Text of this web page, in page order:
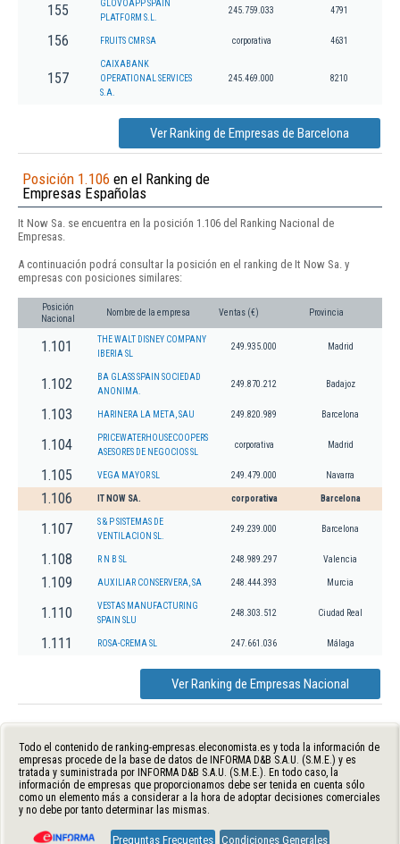
155
GLOVOAPP SPAIN
PLATFORM S.L.
245.759.033 4791
156 FRUITS CMR SA corporativa 4631
157
CAIXABANK
OPERATIONAL SERVICES
S.A.
245.469.000 8210
Ver Ranking de Empresas de Barcelona
Posición 1.106 en el Ranking de
Empresas Españolas
It Now Sa. se encuentra en la posición 1.106 del Ranking Nacional de
Empresas.
A continuación podrá consultar la posición en el ranking de It Now Sa. y
empresas con posiciones similares:
Posición
Nacional
Nombre de la empresa Ventas (€) Provincia
1.101
THE WALT DISNEY COMPANY
IBERIA SL
249.935.000 Madrid
1.102
BA GLASS SPAIN SOCIEDAD
ANONIMA.
249.870.212 Badajoz
1.103 HARINERA LA META, SAU 249.820.989 Barcelona
1.104
PRICEWATERHOUSECOOPERS
ASESORES DE NEGOCIOS SL
corporativa Madrid
1.105 VEGA MAYOR SL 249.479.000 Navarra
1.106 IT NOW SA. corporativa Barcelona
1.107
S & P SISTEMAS DE
VENTILACION SL.
249.239.000 Barcelona
1.108 R N B SL 248.989.297 Valencia
1.109 AUXILIAR CONSERVERA, SA 248.444.393 Murcia
1.110
VESTAS MANUFACTURING
SPAIN SLU
248.303.512 Ciudad Real
1.111 ROSA-CREMA SL 247.661.036 Málaga
Ver Ranking de Empresas Nacional
Todo el contenido de ranking-empresas.eleconomista.es y toda la información de
empresas procede de la base de datos de INFORMA D&B S.A.U. (S.M.E.) y es
tratada y suministrada por INFORMA D&B S.A.U. (S.M.E.). En todo caso, la
información de empresas que proporcionamos debe ser tenida en cuenta sólo
como un elemento más a considerar a la hora de adoptar decisiones comerciales
y no debe por tanto determinar las mismas.
Preguntas Frecuentes Condiciones Generales